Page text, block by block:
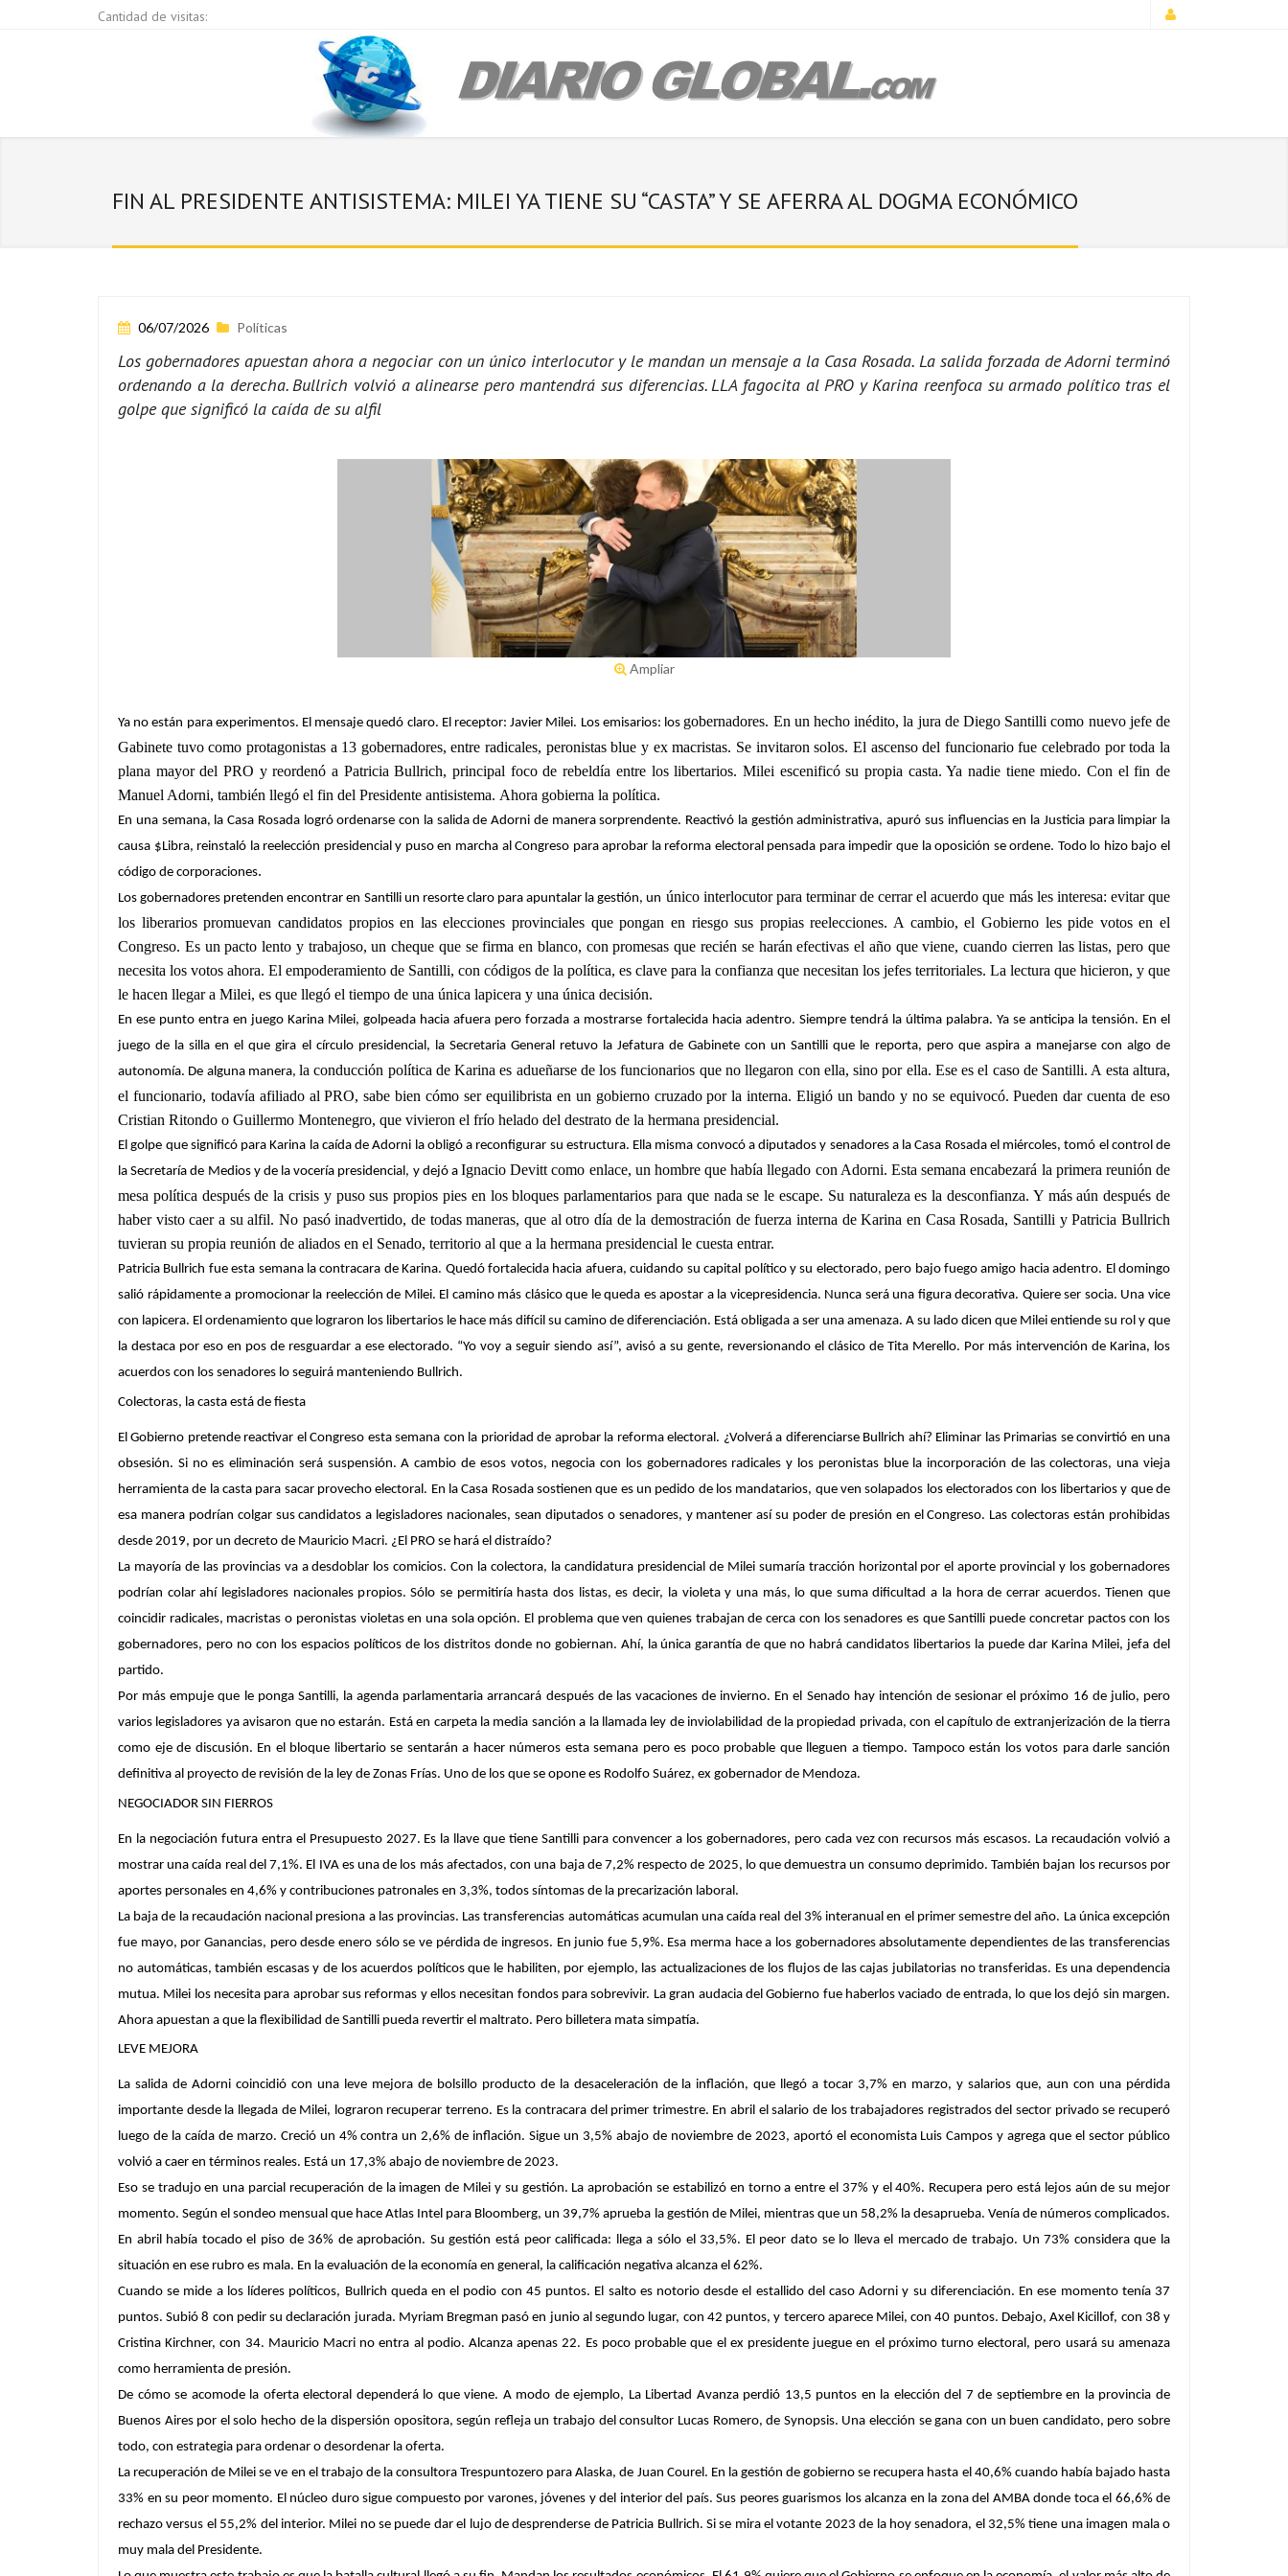
Cantidad de visitas:
FIN AL PRESIDENTE ANTISISTEMA: MILEI YA TIENE SU “CASTA” Y SE AFERRA AL DOGMA ECONÓMICO
06/07/2026 Políticas
Los gobernadores apuestan ahora a negociar con un único interlocutor y le mandan un mensaje a la Casa Rosada. La salida forzada de Adorni terminó
ordenando a la derecha. Bullrich volvió a alinearse pero mantendrá sus diferencias. LLA fagocita al PRO y Karina reenfoca su armado político tras el
golpe que significó la caída de su alfil
Ampliar
Ya no están para experimentos. El mensaje quedó claro. El receptor: Javier Milei. Los emisarios: losgobernadores. En un hecho inédito, la jura de Diego Santilli como nuevo jefe de
Gabinete tuvo como protagonistas a 13 gobernadores, entre radicales, peronistas blue y ex macristas. Se invitaron solos. El ascenso del funcionario fue celebrado por toda la
plana mayor del PRO y reordenó a Patricia Bullrich, principal foco de rebeldía entre los libertarios. Milei escenificó su propia casta. Ya nadie tiene miedo. Con el fin de
Manuel Adorni, también llegó el fin del Presidente antisistema. Ahora gobierna la política.
En una semana, la Casa Rosada logró ordenarse con la salida de Adorni de manera sorprendente. Reactivó la gestión administrativa, apuró sus influencias en la Justicia para limpiar la
causa $Libra, reinstaló la reelección presidencial y puso en marcha al Congreso para aprobar la reforma electoral pensada para impedir que la oposición se ordene. Todo lo hizo bajo el
código de corporaciones.
Los gobernadores pretenden encontrar en Santilli un resorte claro para apuntalar la gestión, un único interlocutorpara terminar de cerrar el acuerdo que más les interesa: evitar que
los liberarios promuevan candidatos propiosen las elecciones provinciales que pongan en riesgo sus propias reelecciones. A cambio, el Gobierno les pide votos en el
Congreso. Es un pacto lento y trabajoso, un cheque que se firma en blanco, con promesas que recién se harán efectivas el año que viene, cuando cierren las listas, pero que
necesita los votos ahora. El empoderamiento de Santilli, con códigos de la política, es clave para la confianza que necesitan los jefes territoriales. La lectura que hicieron, y que
le hacen llegar a Milei, es que llegó el tiempo de una única lapicera y una única decisión.
En ese punto entra en juego Karina Milei, golpeada hacia afuera pero forzada a mostrarse fortalecida hacia adentro. Siempre tendrá la última palabra. Ya se anticipa la tensión. En el
juego de la silla en el que gira el círculo presidencial, la Secretaria General retuvo la Jefatura de Gabinete con un Santilli que le reporta, pero que aspira a manejarse con algo de
autonomía. De alguna manera,la conducción política de Karina es adueñarse de los funcionarios que no llegaron con ella, sino por ella. Ese es el caso de Santilli. A esta altura,
el funcionario, todavía afiliado al PRO, sabe bien cómo ser equilibrista en un gobierno cruzado por la interna. Eligió un bando y no se equivocó. Pueden dar cuenta de eso
Cristian Ritondo o Guillermo Montenegro, que vivieron el frío helado del destrato de la hermana presidencial.
El golpe que significó para Karina la caída de Adorni la obligó a reconfigurar su estructura. Ella misma convocó a diputados y senadores a la Casa Rosada el miércoles, tomó el control de
la Secretaría de Medios y de la vocería presidencial, y dejó aIgnacio Devitt como enlace, un hombre que había llegado con Adorni. Esta semana encabezará la primera reunión de
mesa política después de la crisis y puso sus propios pies en los bloques parlamentarios para que nada se le escape. Su naturaleza es la desconfianza. Y más aún después de
haber visto caer a su alfil. No pasó inadvertido, de todas maneras, que al otro día de la demostración de fuerza interna de Karina en Casa Rosada, Santilli y Patricia Bullrich
tuvieran su propia reunión de aliados en el Senado, territorio al que a la hermana presidencial le cuesta entrar.
Patricia Bullrich fue esta semana la contracara de Karina. Quedó fortalecida hacia afuera, cuidando su capital político y su electorado, pero bajo fuego amigo hacia adentro. El domingo
salió rápidamente a promocionar la reelección de Milei. El camino más clásico que le queda es apostar a la vicepresidencia. Nunca será una figura decorativa. Quiere ser socia. Una vice
con lapicera. El ordenamiento que lograron los libertarios le hace más difícil su camino de diferenciación. Está obligada a ser una amenaza. A su lado dicen que Milei entiende su rol y que
la destaca por eso en pos de resguardar a ese electorado. “Yo voy a seguir siendo así”, avisó a su gente, reversionando el clásico de Tita Merello. Por más intervención de Karina, los
acuerdos con los senadores lo seguirá manteniendo Bullrich.
Colectoras, la casta está de fiesta
El Gobierno pretende reactivar el Congreso esta semana con la prioridad de aprobar la reforma electoral. ¿Volverá a diferenciarse Bullrich ahí? Eliminar las Primarias se convirtió en una
obsesión. Si no es eliminación será suspensión. A cambio de esos votos, negocia con los gobernadores radicales y los peronistas blue la incorporación de las colectoras, una vieja
herramienta de la casta para sacar provecho electoral. En la Casa Rosada sostienen que es un pedido de los mandatarios, que ven solapados los electorados con los libertarios y que de
esa manera podrían colgar sus candidatos a legisladores nacionales, sean diputados o senadores, y mantener así su poder de presión en el Congreso. Las colectoras están prohibidas
desde 2019, por un decreto de Mauricio Macri. ¿El PRO se hará el distraído?
La mayoría de las provincias va a desdoblar los comicios. Con la colectora, la candidatura presidencial de Milei sumaría tracción horizontal por el aporte provincial y los gobernadores
podrían colar ahí legisladores nacionales propios. Sólo se permitiría hasta dos listas, es decir, la violeta y una más, lo que suma dificultad a la hora de cerrar acuerdos. Tienen que
coincidir radicales, macristas o peronistas violetas en una sola opción. El problema que ven quienes trabajan de cerca con los senadores es que Santilli puede concretar pactos con los
gobernadores, pero no con los espacios políticos de los distritos donde no gobiernan. Ahí, la única garantía de que no habrá candidatos libertarios la puede dar Karina Milei, jefa del
partido.
Por más empuje que le ponga Santilli, la agenda parlamentaria arrancará después de las vacaciones de invierno. En el Senado hay intención de sesionar el próximo 16 de julio, pero
varios legisladores ya avisaron que no estarán. Está en carpeta la media sanción a la llamada ley de inviolabilidad de la propiedad privada, con el capítulo de extranjerización de la tierra
como eje de discusión. En el bloque libertario se sentarán a hacer números esta semana pero es poco probable que lleguen a tiempo. Tampoco están los votos para darle sanción
definitiva al proyecto de revisión de la ley de Zonas Frías. Uno de los que se opone es Rodolfo Suárez, ex gobernador de Mendoza.
NEGOCIADOR SIN FIERROS
En la negociación futura entra el Presupuesto 2027. Es la llave que tiene Santilli para convencer a los gobernadores, pero cada vez con recursos más escasos. La recaudación volvió a
mostrar una caída real del 7,1%. El IVA es una de los más afectados, con una baja de 7,2% respecto de 2025, lo que demuestra un consumo deprimido. También bajan los recursos por
aportes personales en 4,6% y contribuciones patronales en 3,3%, todos síntomas de la precarización laboral.
La baja de la recaudación nacional presiona a las provincias. Las transferencias automáticas acumulan una caída real del 3% interanual en el primer semestre del año. La única excepción
fue mayo, por Ganancias, pero desde enero sólo se ve pérdida de ingresos. En junio fue 5,9%. Esa merma hace a los gobernadores absolutamente dependientes de las transferencias
no automáticas, también escasas y de los acuerdos políticos que le habiliten, por ejemplo, las actualizaciones de los flujos de las cajas jubilatorias no transferidas. Es una dependencia
mutua. Milei los necesita para aprobar sus reformas y ellos necesitan fondos para sobrevivir. La gran audacia del Gobierno fue haberlos vaciado de entrada, lo que los dejó sin margen.
Ahora apuestan a que la flexibilidad de Santilli pueda revertir el maltrato. Pero billetera mata simpatía.
LEVE MEJORA
La salida de Adorni coincidió con una leve mejora de bolsillo producto de la desaceleración de la inflación, que llegó a tocar 3,7% en marzo, y salarios que, aun con una pérdida
importante desde la llegada de Milei, lograron recuperar terreno. Es la contracara del primer trimestre. En abril el salario de los trabajadores registrados del sector privado se recuperó
luego de la caída de marzo. Creció un 4% contra un 2,6% de inflación. Sigue un 3,5% abajo de noviembre de 2023, aportó el economista Luis Campos y agrega que el sector público
volvió a caer en términos reales. Está un 17,3% abajo de noviembre de 2023.
Eso se tradujo en una parcial recuperación de la imagen de Milei y su gestión. La aprobación se estabilizó en torno a entre el 37% y el 40%. Recupera pero está lejos aún de su mejor
momento. Según el sondeo mensual que hace Atlas Intel para Bloomberg, un 39,7% aprueba la gestión de Milei, mientras que un 58,2% la desaprueba. Venía de números complicados.
En abril había tocado el piso de 36% de aprobación. Su gestión está peor calificada: llega a sólo el 33,5%. El peor dato se lo lleva el mercado de trabajo. Un 73% considera que la
situación en ese rubro es mala. En la evaluación de la economía en general, la calificación negativa alcanza el 62%.
Cuando se mide a los líderes políticos, Bullrich queda en el podio con 45 puntos. El salto es notorio desde el estallido del caso Adorni y su diferenciación. En ese momento tenía 37
puntos. Subió 8 con pedir su declaración jurada. Myriam Bregman pasó en junio al segundo lugar, con 42 puntos, y tercero aparece Milei, con 40 puntos. Debajo, Axel Kicillof, con 38 y
Cristina Kirchner, con 34. Mauricio Macri no entra al podio. Alcanza apenas 22. Es poco probable que el ex presidente juegue en el próximo turno electoral, pero usará su amenaza
como herramienta de presión.
De cómo se acomode la oferta electoral dependerá lo que viene. A modo de ejemplo, La Libertad Avanza perdió 13,5 puntos en la elección del 7 de septiembre en la provincia de
Buenos Aires por el solo hecho de la dispersión opositora, según refleja un trabajo del consultor Lucas Romero, de Synopsis. Una elección se gana con un buen candidato, pero sobre
todo, con estrategia para ordenar o desordenar la oferta.
La recuperación de Milei se ve en el trabajo de la consultora Trespuntozero para Alaska, de Juan Courel. En la gestión de gobierno se recupera hasta el 40,6% cuando había bajado hasta
33% en su peor momento. El núcleo duro sigue compuesto por varones, jóvenes y del interior del país. Sus peores guarismos los alcanza en la zona del AMBA donde toca el 66,6% de
rechazo versus el 55,2% del interior. Milei no se puede dar el lujo de desprenderse de Patricia Bullrich. Si se mira el votante 2023 de la hoy senadora, el 32,5% tiene una imagen mala o
muy mala del Presidente.